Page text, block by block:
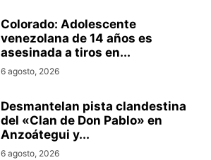
Colorado: Adolescente
venezolana de 14 años es
asesinada a tiros en...
6 agosto, 2026
Desmantelan pista clandestina
del «Clan de Don Pablo» en
Anzoátegui y...
6 agosto, 2026